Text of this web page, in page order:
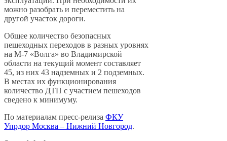
можно разобрать и переместить на
другой участок дороги.
Общее количество безопасных
пешеходных переходов в разных уровнях
на М-7 «Волга» во Владимирской
области на текущий момент составляет
45, из них 43 надземных и 2 подземных.
В местах их функционирования
количество ДТП с участием пешеходов
сведено к минимуму.
По материалам пресс-релиза ФКУ
Упрдор Москва – Нижний Новгород.